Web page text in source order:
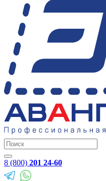
8 (800) 201 24-60